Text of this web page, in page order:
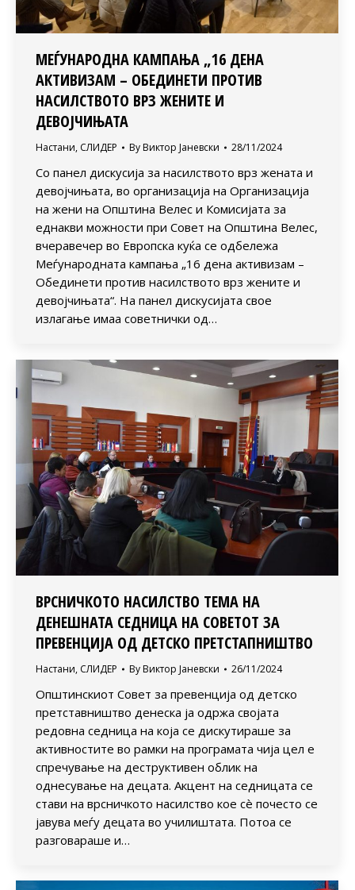
МЕЃУНАРОДНА КАМПАЊА „16 ДЕНА
АКТИВИЗАМ – ОБЕДИНЕТИ ПРОТИВ
НАСИЛСТВОТО ВРЗ ЖЕНИТЕ И
ДЕВОЈЧИЊАТА
Настани, СЛИДЕР By Виктор Јаневски 28/11/2024
Со панел дискусија за насилството врз жената и
девојчињата, во организација на Организација
на жени на Општина Велес и Комисијата за
еднакви можности при Совет на Општина Велес,
вчеравечер во Европска куќа се одбележа
Меѓународната кампања „16 дена активизам –
Обединети против насилството врз жените и
девојчињата“. На панел дискусијата свое
излагање имаа советнички од…
ВРСНИЧКОТО НАСИЛСТВО ТЕМА НА
ДЕНЕШНАТА СЕДНИЦА НА СОВЕТОТ ЗА
ПРЕВЕНЦИЈА ОД ДЕТСКО ПРЕТСТАПНИШТВО
Настани, СЛИДЕР By Виктор Јаневски 26/11/2024
Општинскиот Совет за превенција од детско
претставништво денеска ја одржа својата
редовна седница на која се дискутираше за
активностите во рамки на програмата чија цел е
спречување на деструктивен облик на
однесување на децата. Акцент на седницата се
стави на врсничкото насилство кое сè почесто се
јавува меѓу децата во училиштата. Потоа се
разговараше и…